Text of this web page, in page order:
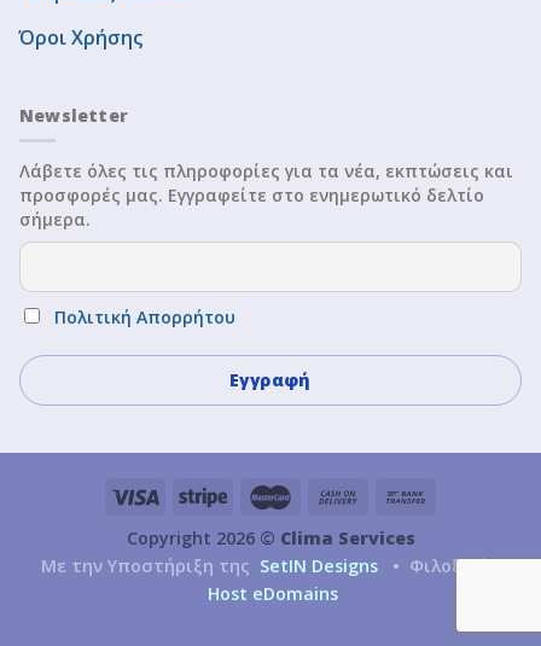
Όροι Χρήσης
Newsletter
Λάβετε όλες τις πληροφορίες για τα νέα, εκπτώσεις και
προσφορές μας. Εγγραφείτε στο ενημερωτικό δελτίο
σήμερα.
Πολιτική Απορρήτου
Copyright 2026 © Clima Services
Με την Υποστήριξη της SetIN Designs
• Φιλοξενία
Host eDomains